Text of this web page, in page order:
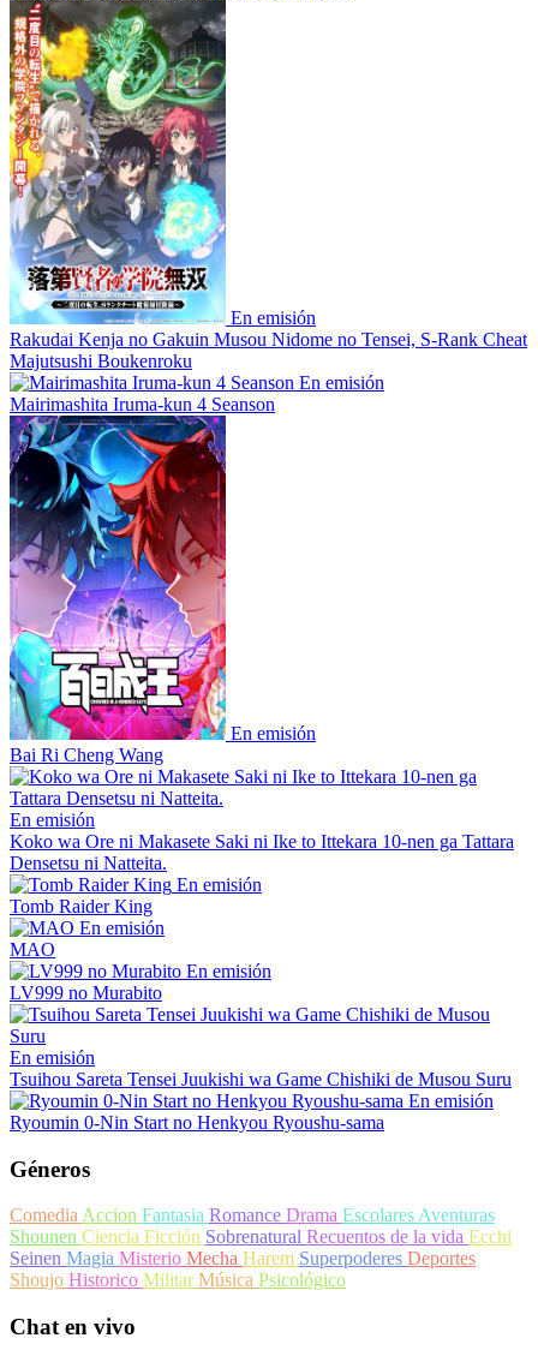
En emisión
Rakudai Kenja no Gakuin Musou Nidome no Tensei, S-Rank Cheat
Majutsushi Boukenroku
En emisión
Mairimashita Iruma-kun 4 Seanson
En emisión
Bai Ri Cheng Wang
En emisión
Koko wa Ore ni Makasete Saki ni Ike to Ittekara 10-nen ga Tattara
Densetsu ni Natteita.
En emisión
Tomb Raider King
En emisión
MAO
En emisión
LV999 no Murabito
En emisión
Tsuihou Sareta Tensei Juukishi wa Game Chishiki de Musou Suru
En emisión
Ryoumin 0-Nin Start no Henkyou Ryoushu-sama
Géneros
ComediaAccion Fantasia Romance Drama EscolaresAventuras
Shounen Ciencia Ficción Sobrenatural Recuentos de la vida Ecchi
Seinen Magia Misterio Mecha Harem Superpoderes Deportes
Shoujo Historico MilitarMúsica Psicológico
Chat en vivo